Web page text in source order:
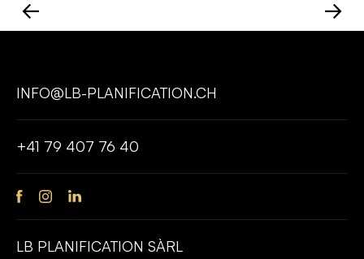
← →
INFO@LB-PLANIFICATION.CH
+41 79 407 76 40
LB PLANIFICATION SÀRL